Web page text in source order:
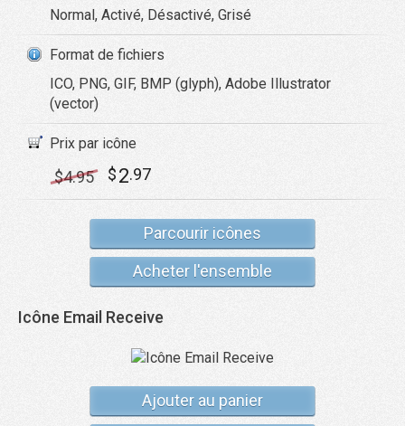
Normal, Activé, Désactivé, Grisé
Format de fichiers
ICO, PNG, GIF, BMP (glyph), Adobe Illustrator
(vector)
Prix par icône
$4.95 $2.97
Parcourir icônes
Acheter l'ensemble
Icône Email Receive
Ajouter au panier